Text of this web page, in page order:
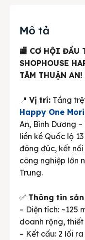
Mô tả
🏬 CƠ HỘI ĐẦU
SHOPHOUSE
TÂM THUẬN AN!
📍 Vị trí: Tầng
Happy One Mori
An, Bình Dương
liền kề Quốc lộ
đông đúc, kết nối
công nghiệp lớn
Trung.
✅ Thông tin
– Diện tích: ~125
doanh rộng,
– Kết cấu: 2 lối